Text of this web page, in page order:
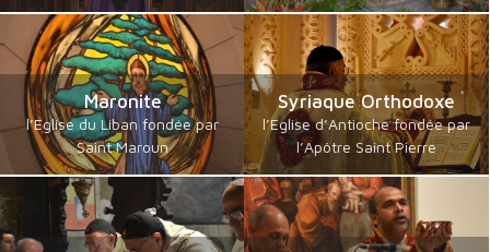
Maronite
l’Eglise du Liban fondée par
Saint Maroun
Syriaque Orthodoxe
l’Eglise d’Antioche fondée par
l’Apôtre Saint Pierre